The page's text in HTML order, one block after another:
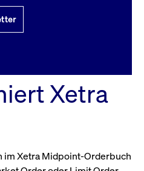
Xetra
Xetra Midpoint-Orderbuch